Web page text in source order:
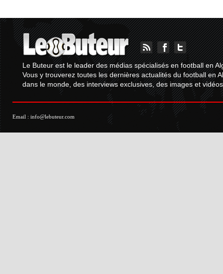
Le Buteur est le leader des médias spécialisés en football en
Vous y trouverez toutes les dernières actualités du football en
dans le monde, des interviews exclusives, des images et
Email : info@lebuteur.com